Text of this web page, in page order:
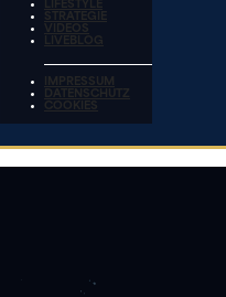
LIFESTYLE
STRATEGIE
VIDEOS
LIVEBLOG
IMPRESSUM
DATENSCHUTZ
COOKIES